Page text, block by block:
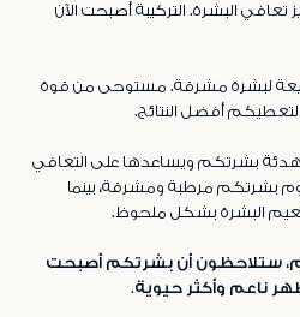
تعافي البشرة. التركيبة أصبحت الآن
لبشرة مشرقة. مستوحى من قوة
لتعطيكم أفضل النتائج.
بشرتكم ويساعدها على التعافي
بشرتكم مرطبة ومشرقة، بينما
البشرة بشكل ملحوظ.
ستلاحظون أن بشرتكم أصبحت
ناعم وأكثر حيوية.